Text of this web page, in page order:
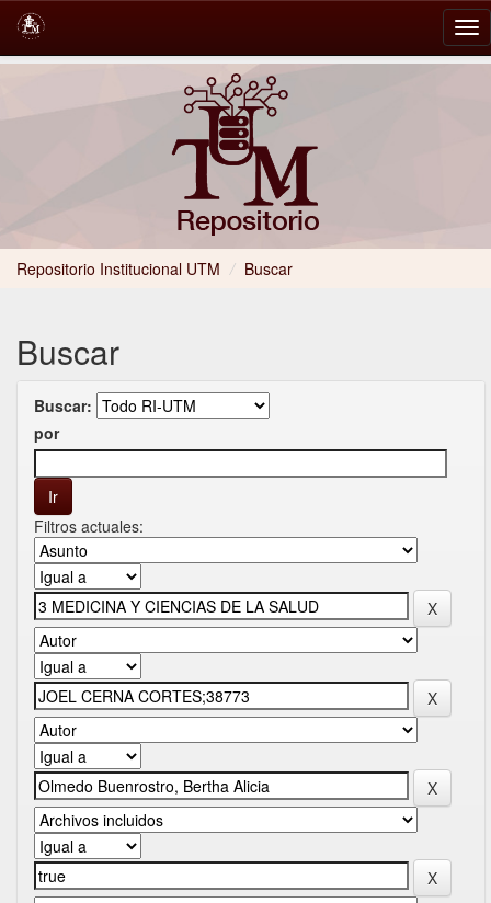
Repositorio Institucional UTM / Buscar
Buscar
Buscar:
por
Filtros actuales: